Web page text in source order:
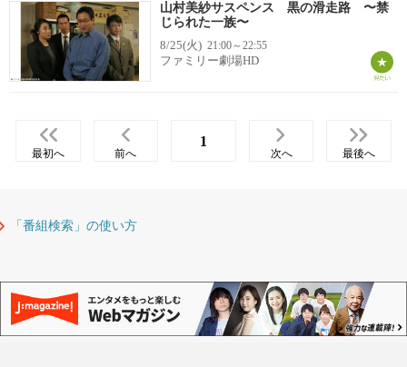
山村美紗サスペンス 黒の滑走路 〜禁
じられた一族〜
8/25(火) 21:00～22:55
ファミリー劇場HD
最初へ 前へ
1
次へ 最後へ
「番組検索」の使い方